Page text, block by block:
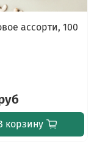
ассорти, 100
корзину